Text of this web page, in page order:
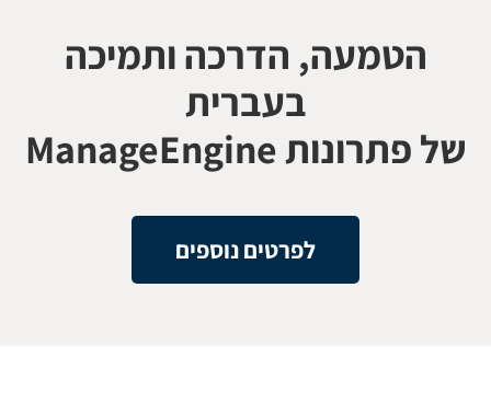
הטמעה, הדרכה ותמיכה
בעברית
של פתרונות ManageEngine
לפרטים נוספים